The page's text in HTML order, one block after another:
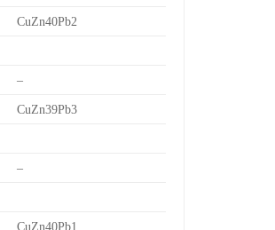
CuZn40Pb2
–
CuZn39Pb3
–
CuZn40Pb1